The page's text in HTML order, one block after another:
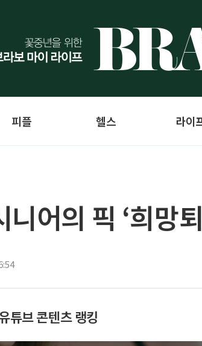
피플 헬스 라이
어의 픽 ‘희망
튜브 콘텐츠 랭킹